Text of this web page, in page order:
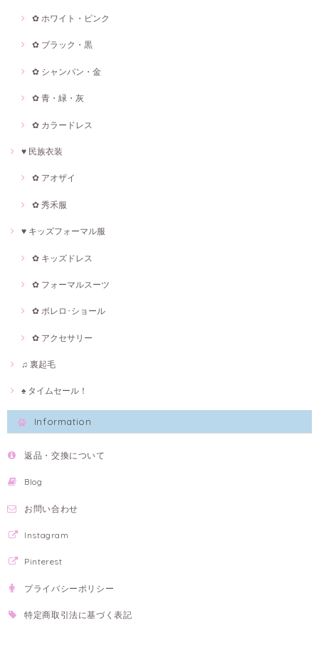
✿ ホワイト・ピンク
✿ ブラック・黒
✿ シャンパン・金
✿ 青・緑・灰
✿ カラードレス
♥ 民族衣装
✿ アオザイ
✿ 秀禾服
♥ キッズフォーマル服
✿ キッズドレス
✿ フォーマルスーツ
✿ ボレロ･ショール
✿ アクセサリー
♫ 裏起毛
♠ タイムセール！
Information
返品・交換について
Blog
お問い合わせ
Instagram
Pinterest
プライバシーポリシー
特定商取引法に基づく表記